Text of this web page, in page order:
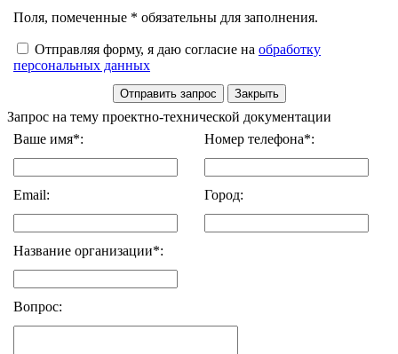
Поля, помеченные * обязательны для заполнения.
Отправляя форму, я даю согласие на обработку
персональных данных
Запрос на тему проектно-технической документации
Ваше имя*:
Номер телефона*:
Email: Город:
Название организации*:
Вопрос: